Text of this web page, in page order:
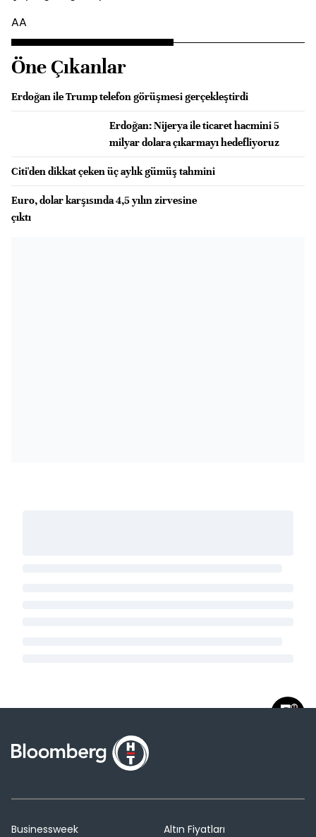
AA
Öne Çıkanlar
Erdoğan ile Trump telefon görüşmesi gerçekleştirdi
Erdoğan: Nijerya ile ticaret hacmini 5
milyar dolara çıkarmayı hedefliyoruz
Citi'den dikkat çeken üç aylık gümüş tahmini
Euro, dolar karşısında 4,5 yılın zirvesine
çıktı
Businessweek
Altın Fiyatları